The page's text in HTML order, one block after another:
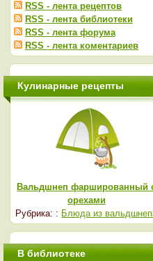
RSS - лента рецептов
RSS - лента библиотеки
RSS - лента форума
RSS - лента коментариев
Кулинарные рецепты
Вальдшнеп фаршированный
орехами
Рубрика: : Блюда из
В библиотеке